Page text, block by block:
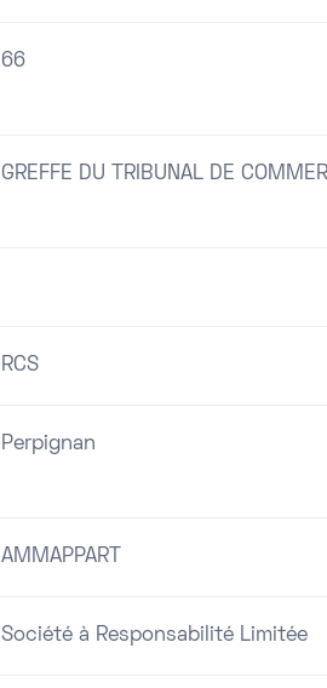
66
GREFFE DU TRIBUNAL DE
RCS
Perpignan
AMMAPPART
Société à Responsabilité Limitée